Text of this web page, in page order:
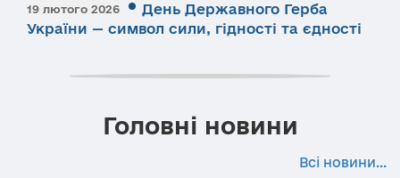
19 лютого 2026
День Державного Герба
України — символ сили, гідності та єдності
Головні новини
Всі новини...